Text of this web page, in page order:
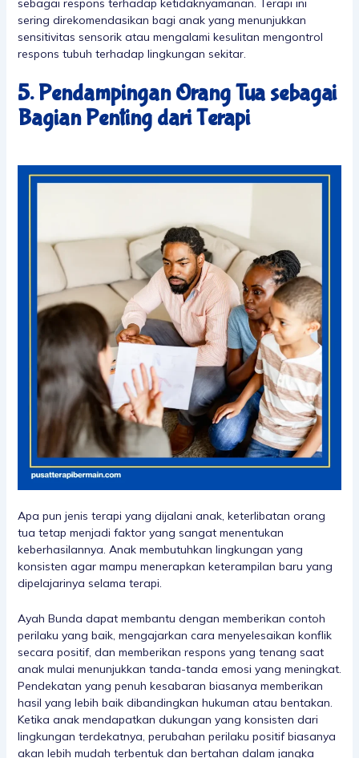
sebagai respons terhadap ketidaknyamanan. Terapi ini
sering direkomendasikan bagi anak yang menunjukkan
sensitivitas sensorik atau mengalami kesulitan mengontrol
respons tubuh terhadap lingkungan sekitar.
5. Pendampingan Orang Tua sebagai
Bagian Penting dari Terapi
Apa pun jenis terapi yang dijalani anak, keterlibatan orang
tua tetap menjadi faktor yang sangat menentukan
keberhasilannya. Anak membutuhkan lingkungan yang
konsisten agar mampu menerapkan keterampilan baru yang
dipelajarinya selama terapi.
Ayah Bunda dapat membantu dengan memberikan contoh
perilaku yang baik, mengajarkan cara menyelesaikan konflik
secara positif, dan memberikan respons yang tenang saat
anak mulai menunjukkan tanda-tanda emosi yang meningkat.
Pendekatan yang penuh kesabaran biasanya memberikan
hasil yang lebih baik dibandingkan hukuman atau bentakan.
Ketika anak mendapatkan dukungan yang konsisten dari
lingkungan terdekatnya, perubahan perilaku positif biasanya
akan lebih mudah terbentuk dan bertahan dalam jangka